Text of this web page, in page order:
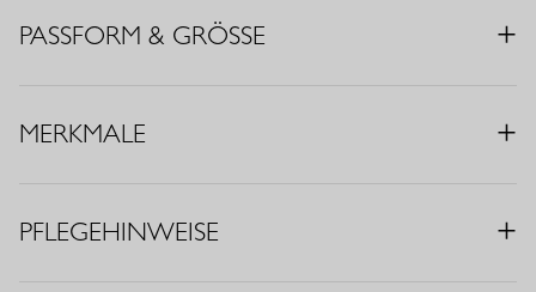
• Geflochtene Träger
• Material: Medium Travelstoff (75% Polyamid, 25% Elasthan)
PASSFORM & GRÖSSE
MERKMALE
PFLEGEHINWEISE